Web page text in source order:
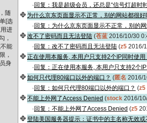
随
[选
进
，
能
，
身
· 回复：我是超级会员，还总是“信号灯超时
为什么京东页面显示不正常，别的网站都很好
· 回复：为什么京东页面显示不正常，别的
改不了密码而且无法登陆 (苍蓝 2016/10/30
· 回复：改不了密码而且无法登陆 (z5 2016/
正在使用本服务, 本用户只支持2个IP同时使
· 回复：正在使用本服务, 本用户只支持2个
如何只代理80端口以外的端口？ (匿名 2016/
· 回复：如何只代理80端口以外的端口？ (z5
不能上外网了Access Denied (stock 2016/
· 回复：不能上外网了Access Denied (z5
登陆美国服务器提示：证书中的主名称无效